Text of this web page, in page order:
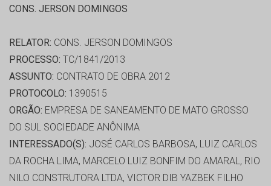
CONS. JERSON DOMINGOS
RELATOR: CONS. JERSON DOMINGOS
PROCESSO: TC/1841/2013
ASSUNTO: CONTRATO DE OBRA 2012
PROTOCOLO: 1390515
ORGÃO: EMPRESA DE SANEAMENTO DE MATO GROSSO
DO SUL SOCIEDADE ANÔNIMA
INTERESSADO(S): JOSÉ CARLOS BARBOSA, LUIZ CARLOS
DA ROCHA LIMA, MARCELO LUIZ BONFIM DO AMARAL, RIO
NILO CONSTRUTORA LTDA, VICTOR DIB YAZBEK FILHO